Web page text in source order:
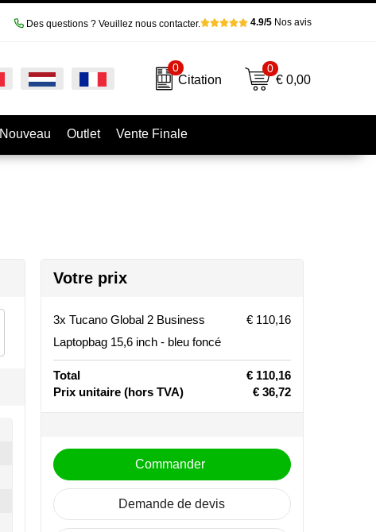
Des questions ? Veuillez nous contacter. 4.9/5Nos avis
0
Citation
0
€ 0,00
Nouveau Outlet Vente Finale
Votre prix
3x Tucano Global 2 Business
Laptopbag 15,6 inch - bleu foncé
€ 110,16
Total
€ 110,16
Prix unitaire(hors TVA) € 36,72
Commander
Demande de devis